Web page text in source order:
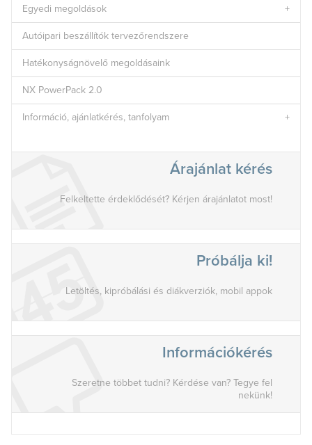
Egyedi megoldások
Autóipari beszállítók tervezőrendszere
Hatékonyságnövelő megoldásaink
NX PowerPack 2.0
Információ, ajánlatkérés, tanfolyam
Árajánlat kérés
Felkeltette érdeklődését? Kérjen árajánlatot most!
Próbálja ki!
Letöltés, kipróbálási és diákverziók, mobil appok
Információkérés
Szeretne többet tudni? Kérdése van? Tegye fel
nekünk!